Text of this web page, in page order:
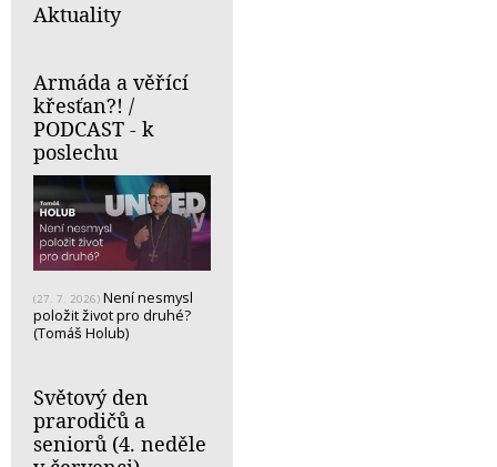
Aktuality
Armáda a věřící
křesťan?! /
PODCAST - k
poslechu
(27. 7. 2026) Není nesmysl
položit život pro druhé?
(Tomáš Holub)
Světový den
prarodičů a
seniorů (4. neděle